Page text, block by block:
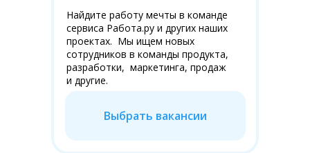
Найдите работу мечты в команде
сервиса Работа.ру и других наших
проектах. Мы ищем новых
сотрудников в команды продукта,
разработки, маркетинга, продаж
и другие.
Выбрать вакансии